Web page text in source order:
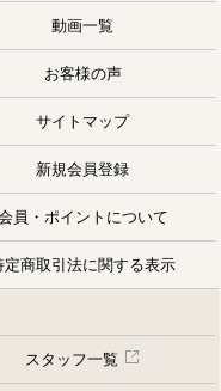
動画一覧
お客様の声
サイトマップ
新規会員登録
員・ポイントについて
定商取引法に関する表示
スタッフ一覧